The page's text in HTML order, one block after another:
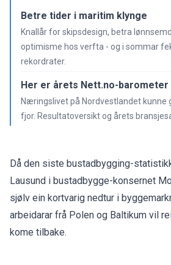
Betre tider i maritim klynge
Knallår for skipsdesign, betra
optimisme hos verfta - og i sommar
rekordrater.
Her er årets Nett.no-barometer
Næringslivet på Nordvestlandet kunne
fjor. Resultatoversikt og årets
Då den siste bustadbygging-
Lausund i bustadbygge-konsernet
sjølv ein kortvarig nedtur i
arbeidarar frå Polen og Baltikum vil
kome tilbake.